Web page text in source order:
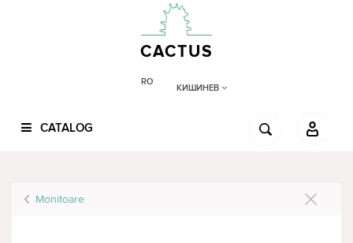
CACTUS
RO
КИШИНЕВ
CATALOG
Monitoare